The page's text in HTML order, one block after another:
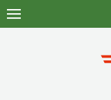
Zum